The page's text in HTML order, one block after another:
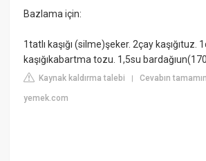
Bazlama için:
1tatlı kaşığı (silme)şeker. 2çay kaşığıtuz.
kaşığıkabartma tozu. 1,5su
Kaynak kaldırma talebi |Cevabın
yemek.com